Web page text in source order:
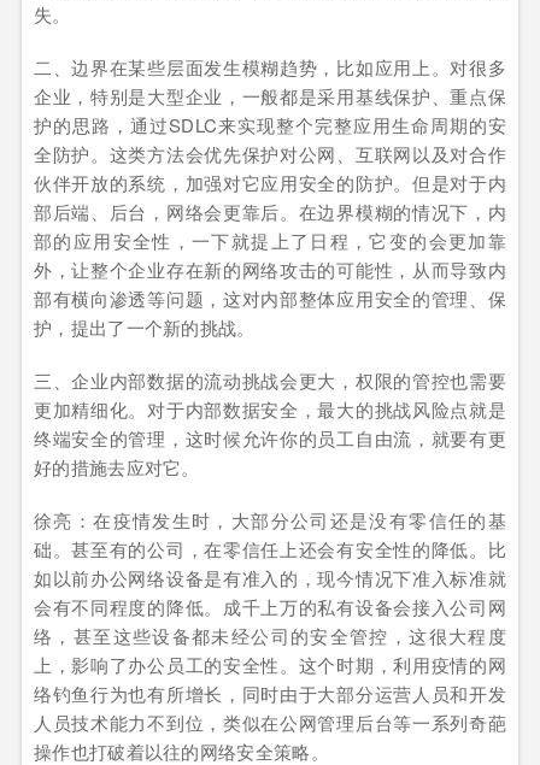
失。
二、边界在某些层面发生模糊趋势，比如应用上。对很多
企业，特别是大型企业，一般都是采用基线保护、重点保
护的思路，通过SDLC来实现整个完整应用生命周期的安
全防护。这类方法会优先保护对公网、互联网以及对合作
伙伴开放的系统，加强对它应用安全的防护。但是对于内
部后端、后台，网络会更靠后。在边界模糊的情况下，内
部的应用安全性，一下就提上了日程，它变的会更加靠
外，让整个企业存在新的网络攻击的可能性，从而导致内
部有横向渗透等问题，这对内部整体应用安全的管理、保
护，提出了一个新的挑战。
三、企业内部数据的流动挑战会更大，权限的管控也需要
更加精细化。对于内部数据安全，最大的挑战风险点就是
终端安全的管理，这时候允许你的员工自由流，就要有更
好的措施去应对它。
徐亮：在疫情发生时，大部分公司还是没有零信任的基
础。甚至有的公司，在零信任上还会有安全性的降低。比
如以前办公网络设备是有准入的，现今情况下准入标准就
会有不同程度的降低。成千上万的私有设备会接入公司网
络，甚至这些设备都未经公司的安全管控，这很大程度
上，影响了办公员工的安全性。这个时期，利用疫情的网
络钓鱼行为也有所增长，同时由于大部分运营人员和开发
人员技术能力不到位，类似在公网管理后台等一系列奇葩
操作也打破着以往的网络安全策略。